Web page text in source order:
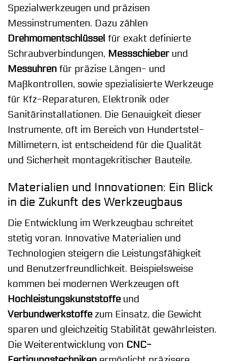
Spezialwerkzeugen und präzisen
Messinstrumenten. Dazu zählen
Drehmomentschlüssel für exakt definierte
Schraubverbindungen, Messschieberund
Messuhren für präzise Längen- und
Maßkontrollen, sowie spezialisierte Werkzeuge
für Kfz-Reparaturen, Elektronik oder
Sanitärinstallationen. Die Genauigkeit dieser
Instrumente, oft im Bereich von Hundertstel-
Millimetern, ist entscheidend für die Qualität
und Sicherheit montagekritischer Bauteile.
Materialien und Innovationen: Ein Blick
in die Zukunft des Werkzeugbaus
Die Entwicklung im Werkzeugbau schreitet
stetig voran. Innovative Materialien und
Technologien steigern die Leistungsfähigkeit
und Benutzerfreundlichkeit. Beispielsweise
kommen bei modernen Werkzeugen oft
Hochleistungskunststoffeund
Verbundwerkstoffezum Einsatz, die Gewicht
sparen und gleichzeitig Stabilität gewährleisten.
Die Weiterentwicklung von CNC-